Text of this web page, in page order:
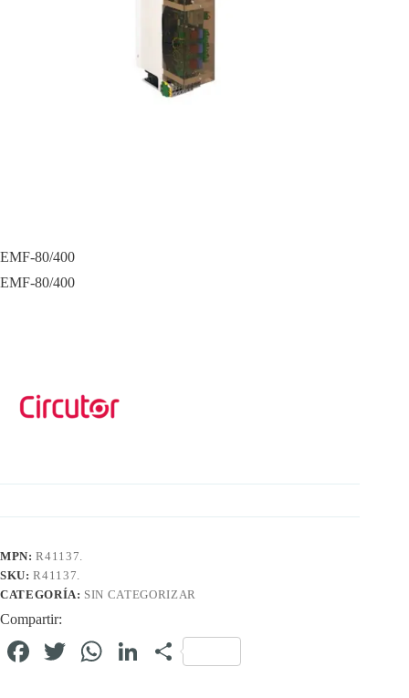
EMF-80/400
EMF-80/400
MPN:R41137.
SKU:R41137.
CATEGORÍA: SIN CATEGORIZAR
Compartir:
Fa T
W
Li C